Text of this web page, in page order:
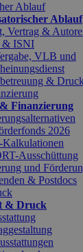
Ablauf
Ablauf
Vertrag &
& ISNI
VLB und
&
Finanzierung
2026
Kalkulationen
Ausschüttung
und
& Postdocs
& Druck